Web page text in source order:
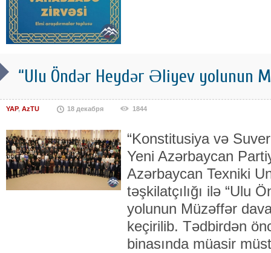
“Ulu Öndər Heydər Əliyev yolunun
YAP, AzTU 18 декабря 1844
“Konstitusiya və
Yeni Azərbaycan
Azərbaycan Texniki
təşkilatçılığı ilə “Ulu
yolunun Müzəffər
keçirilib. Tədbirdən
binasında müasir